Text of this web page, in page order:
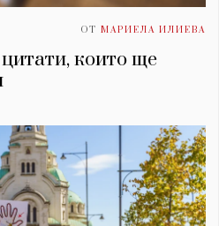
ОТ МАРИЕЛА ИЛИЕВА
които ще